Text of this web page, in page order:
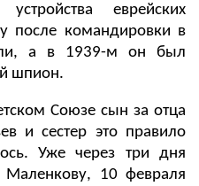
еврейских
после командировки в
а в 1939-м он был
шпион.
Союзе сын за отца
и сестер это правило
Уже через три дня
Маленкову, 10 февраля